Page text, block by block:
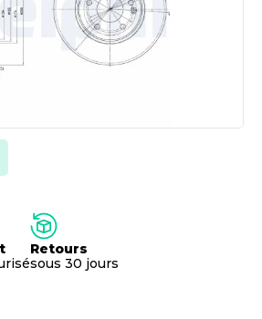
Retours
sous 30 jours